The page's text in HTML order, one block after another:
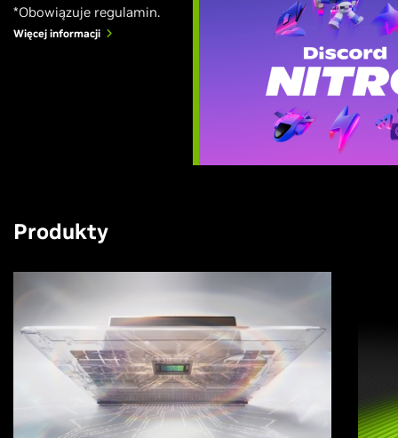
*Obowiązuje regulamin.
Więcej informacji
Produkty